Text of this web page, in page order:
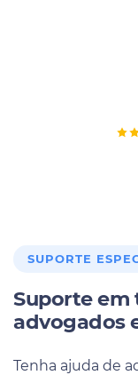
SUPORTE
Suporte em
advogados
Tenha ajuda de